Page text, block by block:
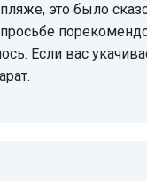
это было
Если вас